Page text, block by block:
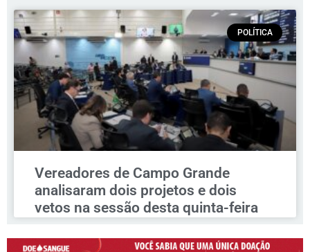
POLÍTICA
Vereadores de Campo Grande
analisaram dois projetos e dois
vetos na sessão desta quinta-feira